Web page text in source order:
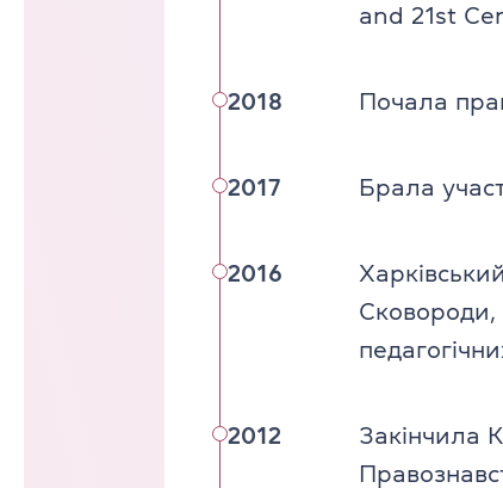
and 21st
2018 Почала
2017 Брала
2016
Сковороди,
2012
Закінчила